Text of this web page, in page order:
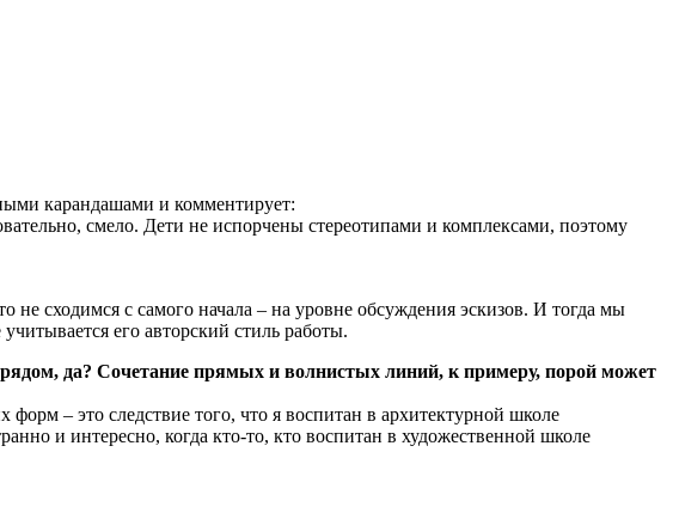
карандашами и комментирует:
смело. Дети не испорчены стереотипами и комплексами, поэтому
сходимся с самого начала – на уровне обсуждения эскизов. И тогда мы
его авторский стиль работы.
да? Сочетание прямых и волнистых линий, к примеру, порой может
– это следствие того, что я воспитан в архитектурной школе
и интересно, когда кто-то, кто воспитан в художественной школе